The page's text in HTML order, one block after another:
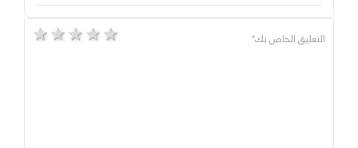
5 stars 4 stars 3 stars 2 stars 1 star